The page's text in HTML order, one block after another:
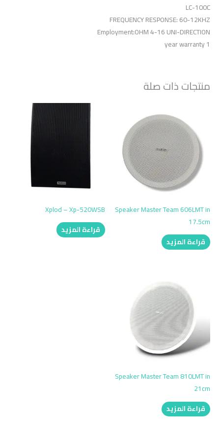
LC-100C
FREQUENCY RESPONSE: 60-12KHZ
Employment:OHM 4-16 UNI-DIRECTION
1 year warranty
منتجات ذات صلة
Speaker Master Team 606LMT in
17.5cm
قراءة المزيد
Xplod – Xp-520WSB
قراءة المزيد
Speaker Master Team 810LMT in
21cm
قراءة المزيد